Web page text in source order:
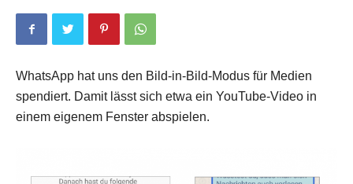
WhatsApp hat uns den Bild-in-Bild-Modus für Medien
spendiert. Damit lässt sich etwa ein YouTube-Video in
einem eigenem Fenster abspielen.